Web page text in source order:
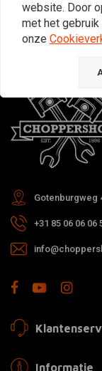
Gotenburgweg
+31 85 06 06 06
Informatie
website. Door
met het
onze